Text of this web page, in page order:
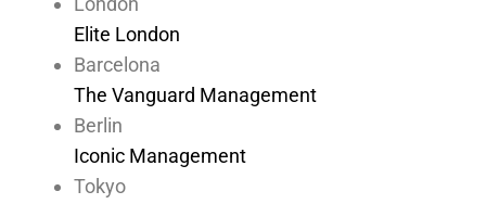
Elite London
Barcelona
The Vanguard Management
Berlin
Iconic Management
Tokyo